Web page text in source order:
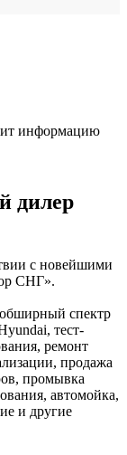
информацию
дилер
с новейшими
СНГ».
спектр
тест-
ремонт
продажа
промывка
автомойка,
и другие